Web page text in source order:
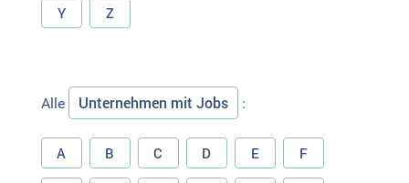
Y Z
Alle Unternehmen mit Jobs :
A B C D E F